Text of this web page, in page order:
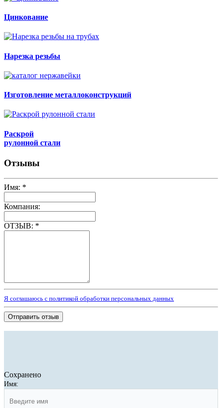
Цинкование
Нарезка резьбы
Изготовление металлоконструкций
Раскрой
рулонной стали
Отзывы
Имя: *
Компания:
ОТЗЫВ: *
Я соглашаюсь с политикой обработки персональных данных
Отправить отзыв
Сохранено
Имя: